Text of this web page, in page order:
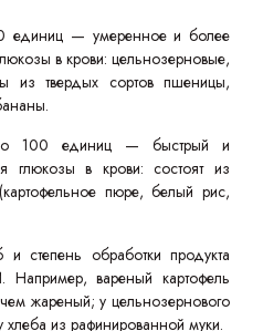
единиц — умеренное и более
в крови: цельнозерновые,
из твердых сортов пшеницы,
100 единиц — быстрый и
глюкозы в крови: состоят из
пюре, белый рис,
степень обработки продукта
Например, вареный картофель
жареный; у цельнозернового
из рафинированной муки.